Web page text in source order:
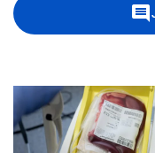
comment